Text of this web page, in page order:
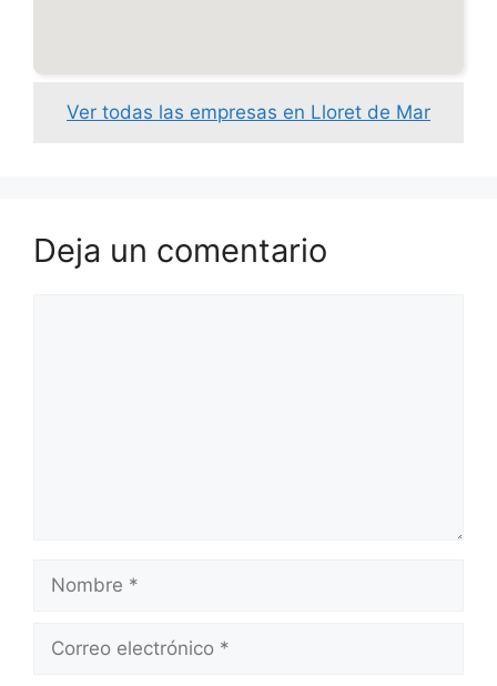
Ver todas las empresas en Lloret de Mar
Deja un comentario
Nombre
Correo